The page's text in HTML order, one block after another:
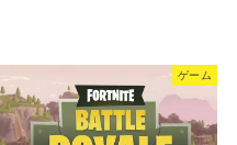
ゲーム